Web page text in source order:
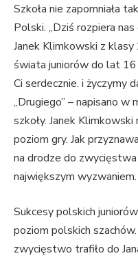
Szkoła nie zapomniała
Polski. „Dziś rozpiera
Janek Klimkowski z
świata juniorów do lat 16
Ci serdecznie. i życzymy
„Drugiego” – napisano w
szkoły. Janek
poziom gry. Jak
na drodze do
największym wyzwaniem.
Sukcesy polskich
poziom polskich
zwycięstwo trafiło do